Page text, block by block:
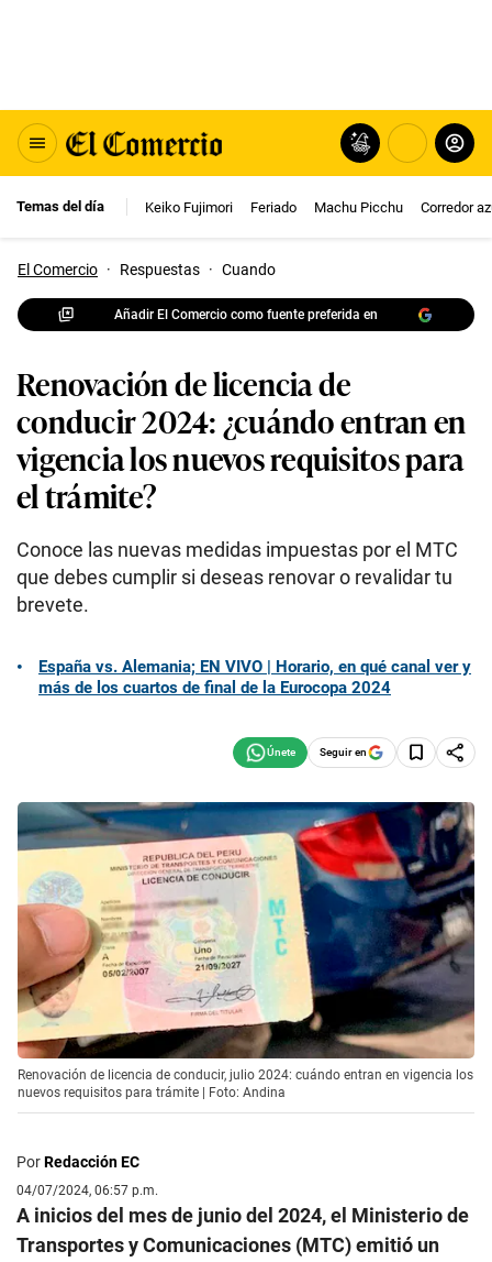
Temas del día Keiko Fujimori Feriado Machu Picchu Corredor
El Comercio · Respuestas · Cuando
Añadir El Comercio como fuente preferida en
Renovación de licencia de
conducir 2024: ¿cuándo entran en
vigencia los nuevos requisitos para
el trámite?
Conoce las nuevas medidas impuestas por el MTC
que debes cumplir si deseas renovar o revalidar tu
brevete.
España vs. Alemania; EN VIVO | Horario, en qué canal ver y
más de los cuartos de final de la Eurocopa 2024
Seguir en
Renovación de licencia de conducir, julio 2024: cuándo entran en vigencia los
nuevos requisitos para trámite | Foto: Andina
PorRedacción EC
04/07/2024, 06:57 p.m.
A inicios del mes de junio del 2024, el Ministerio de
Transportes y Comunicaciones (MTC) emitió un